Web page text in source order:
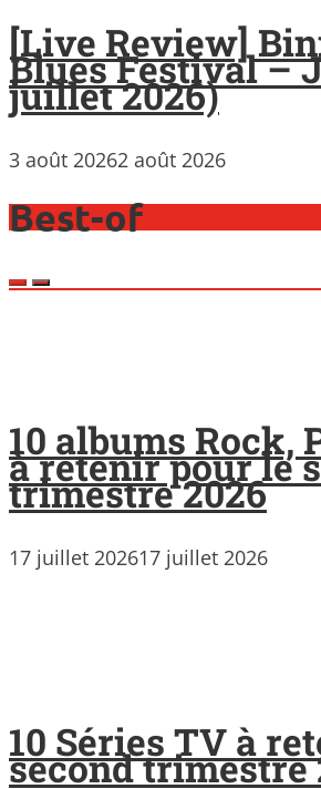
[Live Review]
Blues Festival –
juillet 2026)
3 août 20262 août 2026
Best-of
10 albums Rock,
à retenir pour le
trimestre 2026
17 juillet 202617 juillet 2026
10 Séries TV à
second trimestre